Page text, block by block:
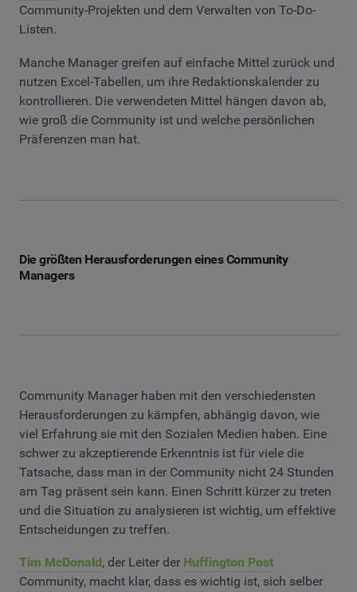
Community-Projekten und dem Verwalten von To-Do-
Listen.
Manche Manager greifen auf einfache Mittel zurück und
nutzen Excel-Tabellen, um ihre Redaktionskalender zu
kontrollieren. Die verwendeten Mittel hängen davon ab,
wie groß die Community ist und welche persönlichen
Präferenzen man hat.
Die größten Herausforderungen eines Community
Managers
Community Manager haben mit den verschiedensten
Herausforderungen zu kämpfen, abhängig davon, wie
viel Erfahrung sie mit den Sozialen Medien haben. Eine
schwer zu akzeptierende Erkenntnis ist für viele die
Tatsache, dass man in der Community nicht 24 Stunden
am Tag präsent sein kann. Einen Schritt kürzer zu treten
und die Situation zu analysieren ist wichtig, um effektive
Entscheidungen zu treffen.
Tim McDonald , der Leiter der Huffington Post
Community, macht klar, dass es wichtig ist, sich selber